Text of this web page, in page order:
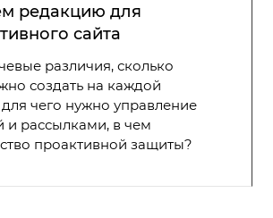
редакцию для
сайта
различия, сколько
создать на каждой
чего нужно управление
и рассылками, в чем
проактивной защиты?